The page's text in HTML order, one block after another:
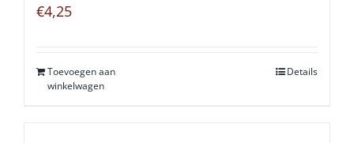
€4,25
Toevoegen aan
winkelwagen
Details